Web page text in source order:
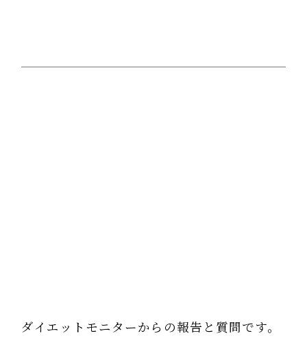
ダイエットモニターからの報告と質問です。